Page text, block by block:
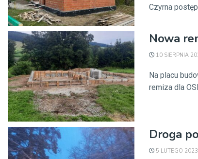
Czyrna
Nowa
10 SIERPNIA
Na placu
remiza dla
Droga
5 LUTEGO 2023